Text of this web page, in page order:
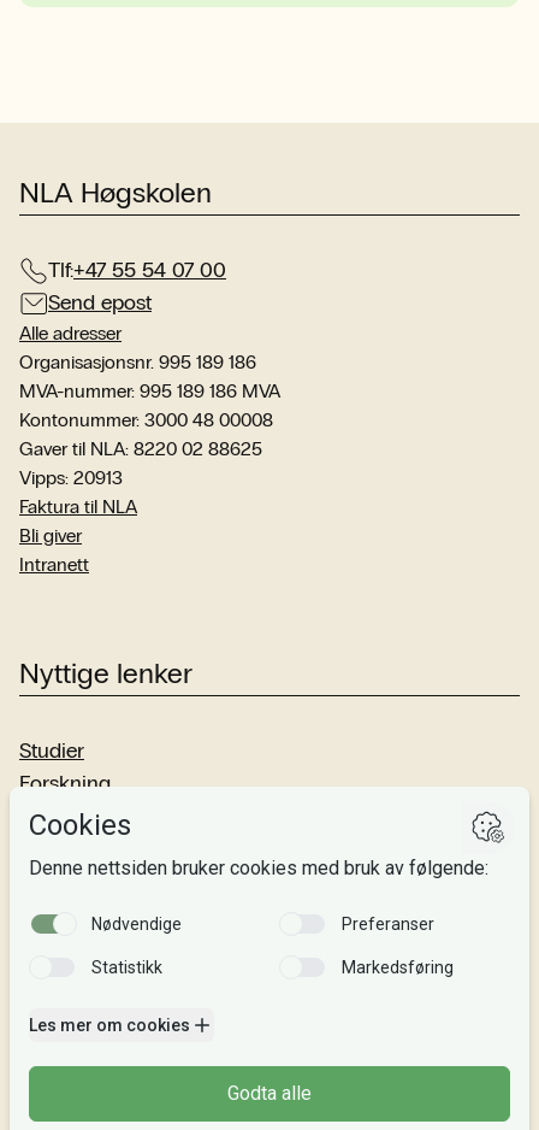
NLA Høgskolen
Tlf:+47 55 54 07 00
Send epost
Alle adresser
Organisasjonsnr. 995 189 186
MVA-nummer: 995 189 186 MVA
Kontonummer: 3000 48 00008
Gaver til NLA: 8220 02 88625
Vipps: 20913
Faktura til NLA
Bli giver
Intranett
Nyttige lenker
Studier
Forskning
Om oss
Si fra!
Følg oss